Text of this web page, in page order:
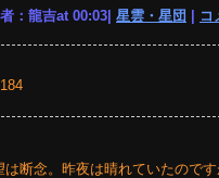
：龍吉at 00:03| 星雲・星団 コ
断念。昨夜は晴れていたので